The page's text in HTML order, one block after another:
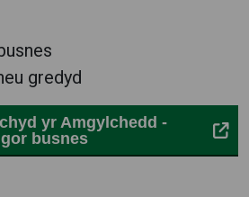
gredyd
yr Amgylchedd -
busnes